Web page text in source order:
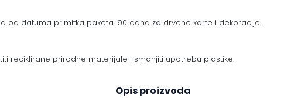
od datuma primitka paketa. 90 dana za drvene karte i dekoracije.
reciklirane prirodne materijale i smanjiti upotrebu plastike.
Opis proizvoda